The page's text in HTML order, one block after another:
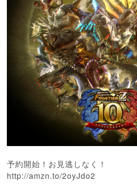
予約開始！お見逃しなく！
http://amzn.to/2oyJdo2